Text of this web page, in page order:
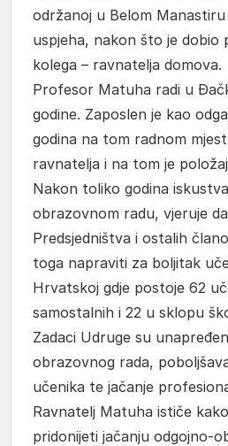
održanoj u Belom
uspjeha, nakon što je dobio
kolega – ravnatelja domova.
Profesor Matuha radi u
godine. Zaposlen je kao
godina na tom radnom
ravnatelja i na tom je
Nakon toliko godina
obrazovnom radu, vjeruje
Predsjedništva i ostalih
toga napraviti za boljitak
Hrvatskoj gdje postoje 62
samostalnih i 22 u sklopu
Zadaci Udruge su
obrazovnog rada,
učenika te jačanje
Ravnatelj Matuha ističe
pridonijeti jačanju odgojno-